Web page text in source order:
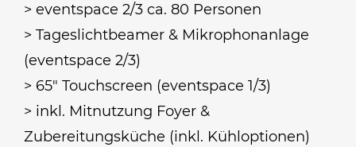
> eventspace 2/3 ca. 80 Personen
> Tageslichtbeamer & Mikrophonanlage
(eventspace 2/3)
> 65″ Touchscreen (eventspace 1/3)
> inkl. Mitnutzung Foyer &
Zubereitungsküche (inkl. Kühloptionen)